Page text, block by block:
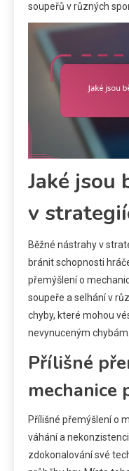
soupeřů v různých
Jaké jsou
v
Běžné nástrahy v
bránit schopnosti
přemýšlení o
soupeře a selhání v
chyby, které mohou
nevynuceným chybám.
Přílišné
mechanice
Přílišné přemýšlení o
váhání a
zdokonalování své